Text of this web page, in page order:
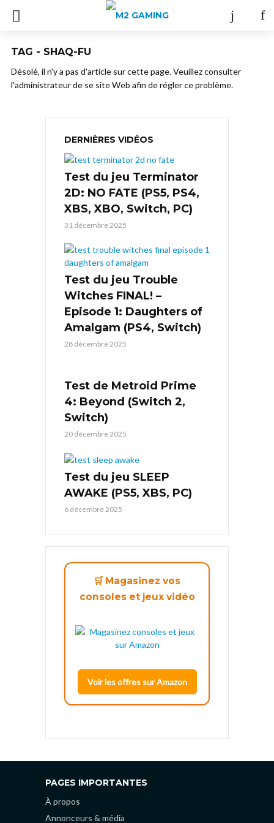
TAG - SHAQ-FU
Désolé, il n'y a pas d'article sur cette page. Veuillez consulter
l'administrateur de se site Web afin de régler ce problème.
DERNIÈRES VIDÉOS
Test du jeu Terminator
2D: NO FATE (PS5, PS4,
XBS, XBO, Switch, PC)
31 décembre 2025
Test du jeu Trouble
Witches FINAL! –
Episode 1: Daughters of
Amalgam (PS4, Switch)
28 décembre 2025
Test de Metroid Prime
4: Beyond (Switch 2,
Switch)
20 décembre 2025
Test du jeu SLEEP
AWAKE (PS5, XBS, PC)
6 décembre 2025
🛒 Magasinez vos
consoles et jeux vidéo
Voir les offres sur Amazon
PAGES IMPORTANTES
À propos
Annonceurs & média